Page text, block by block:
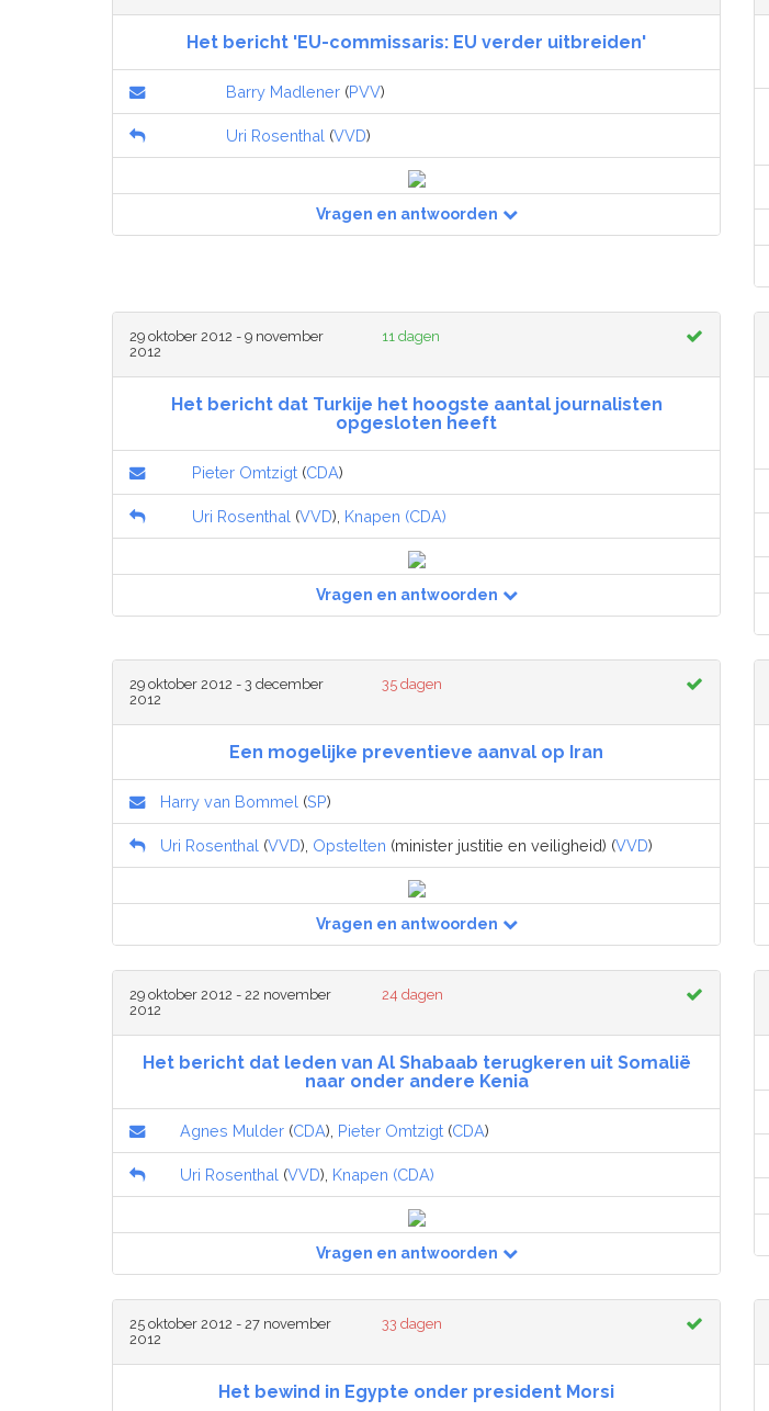
Het bericht 'EU-commissaris: EU verder uitbreiden'
Barry Madlener (PVV)
Uri Rosenthal (VVD)
Vragen en antwoorden
29 oktober 2012 - 9 november
2012
11 dagen
Het bericht dat Turkije het hoogste aantal journalisten
opgesloten heeft
Pieter Omtzigt (CDA)
Uri Rosenthal (VVD), Knapen (CDA)
Vragen en antwoorden
29 oktober 2012 - 3 december
2012
35 dagen
Een mogelijke preventieve aanval op Iran
Harry van Bommel (SP)
Uri Rosenthal (VVD), Opstelten (minister justitie en veiligheid) (VVD)
Vragen en antwoorden
29 oktober 2012 - 22 november
2012
24 dagen
Het bericht dat leden van Al Shabaab terugkeren uit Somalië
naar onder andere Kenia
Agnes Mulder (CDA), Pieter Omtzigt (CDA)
Uri Rosenthal (VVD), Knapen (CDA)
Vragen en antwoorden
25 oktober 2012 - 27 november
2012
33 dagen
Het bewind in Egypte onder president Morsi